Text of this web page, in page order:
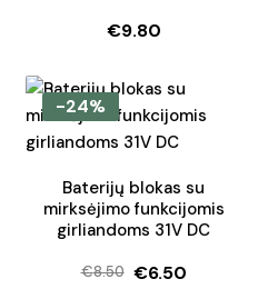
€9.80
-24%
Baterijų blokas su
mirksėjimo funkcijomis
girliandoms 31V DC
€8.50
Original
€6.50
Current